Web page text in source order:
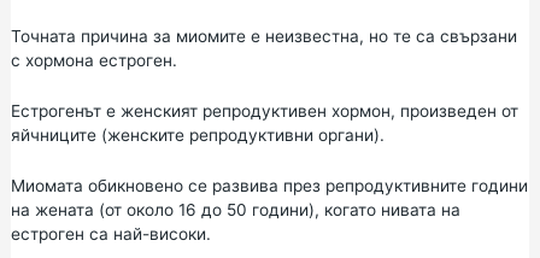
Точната причина за миомите е неизвестна, но те са свързани
с хормона естроген.
Естрогенът е женският репродуктивен хормон, произведен от
яйчниците (женските репродуктивни органи).
Миомата обикновено се развива през репродуктивните години
на жената (от около 16 до 50 години), когато нивата на
естроген са най-високи.